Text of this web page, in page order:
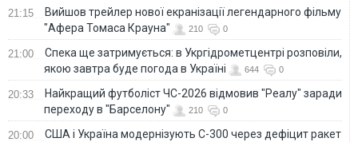
21:15
Вийшов трейлер нової екранізації легендарного фільму
"Афера Томаса Крауна"
210 0
21:00
Спека ще затримується: в Укргідрометцентрі розповіли,
якою завтра буде погода в Україні
644 0
20:33
Найкращий футболіст ЧС-2026 відмовив "Реалу" заради
переходу в "Барселону"
210 0
20:00
США і Україна модернізують С-300 через дефіцит ракет